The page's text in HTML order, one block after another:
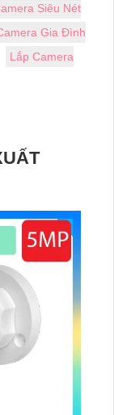
Siêu Nét
Gia Đình
Lắp Camera